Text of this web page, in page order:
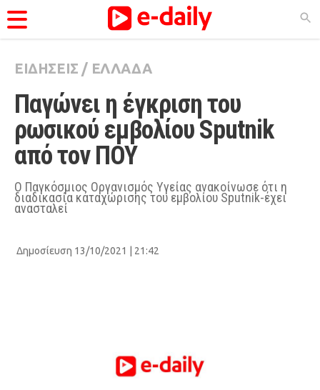
ΚΑΤΗΓΟΡΊΕΣ
Ειδήσεις
Θέματα
Videos
Podcasts
Viral
ΕΙΔΗΣΕΙΣ / ΕΛΛΑΔΑ
Παγώνει η έγκριση του
ρωσικού εμβολίου Sputnik
από τον ΠΟΥ
Ο Παγκόσμιος Οργανισμός Υγείας ανακοίνωσε ότι η
διαδικασία καταχώρισης του εμβολίου Sputnik-έχει
ανασταλεί
Δημοσίευση 13/10/2021 | 21:42